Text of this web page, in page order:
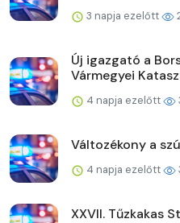
3 napja ezelőtt
Új igazgató a
Vármegyei
4 napja ezelőtt
Változékony a
4 napja ezelőtt
XXVII. Tűzkakas